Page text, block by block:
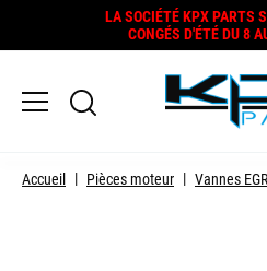
LA SOCIÉTÉ KPX PARTS
CONGÉS D'ÉTÉ DU 8
Accueil Pièces moteur Vannes